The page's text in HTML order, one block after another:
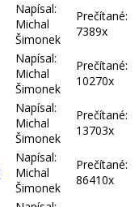
Napísal:
Michal
Šimonek
Prečítané:
7389x
Napísal:
Michal
Šimonek
Prečítané:
10270x
Napísal:
Michal
Šimonek
Prečítané:
13703x
Napísal:
Michal
Šimonek
Prečítané:
86410x